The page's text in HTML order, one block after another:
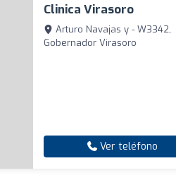
Clinica Virasoro
Arturo Navajas y - W3342,
Gobernador Virasoro
Ver teléfono